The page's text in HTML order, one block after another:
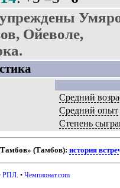
Ойеволе,
Средний
Средний опыт
Степень
(Тамбов):история
РПЛ . •Чемпионат.com